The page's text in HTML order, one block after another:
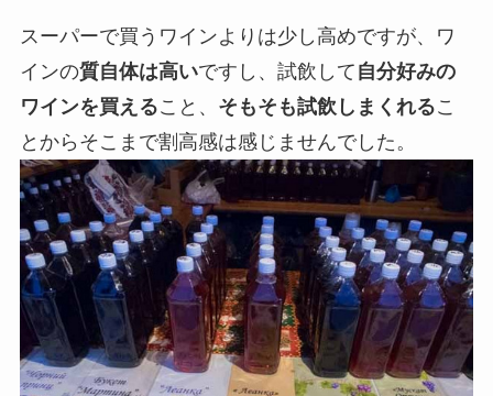
スーパーで買うワインよりは少し高めですが、ワ
インの質自体は高いですし、試飲して 自分好みの
ワインを買えること、 そもそも試飲しまくれるこ
とからそこまで割高感は感じませんでした。